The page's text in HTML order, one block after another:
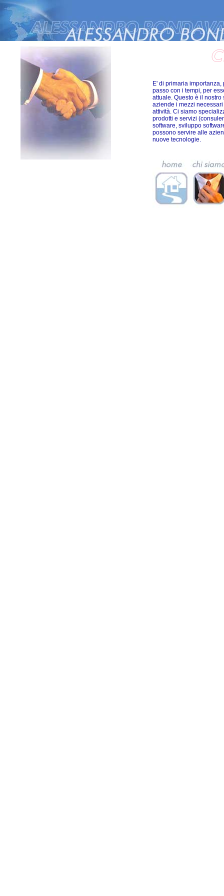
E' di primaria
passo con i tempi, per
attuale. Questo è il
aziende i mezzi
attività. Ci siamo
prodotti e servizi
software, sviluppo
possono servire alle
nuove tecnologie.